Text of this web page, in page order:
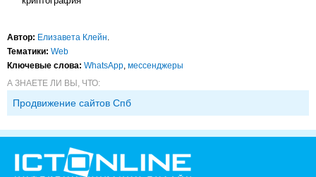
Автор: Елизавета Клейн
Тематики: Web
Ключевые слова: WhatsApp мессенджеры
А ЗНАЕТЕ ЛИ ВЫ, ЧТО:
Продвижение сайтов Спб